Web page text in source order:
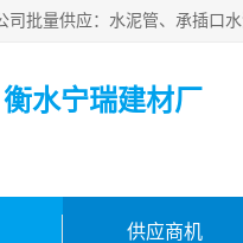
衡水宁瑞建材厂
供应商机